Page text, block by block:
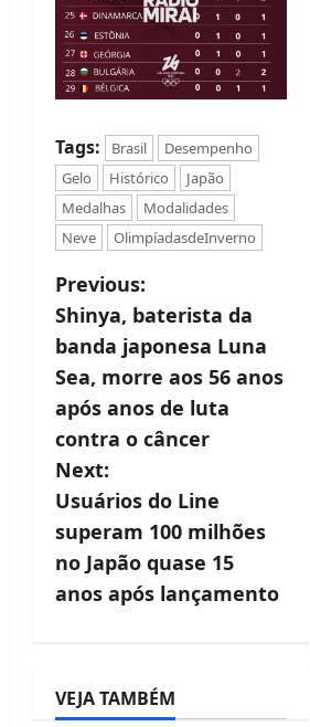
Tags: Brasil
Desempenho
Gelo
Histórico
Japão
Medalhas
Modalidades
Neve
OlimpíadasdeInverno
P
o
s
t
n
a
v
i
g
t
Previous:
Shinya, baterista da
banda japonesa Luna
Sea, morre aos 56 anos
após anos de luta
contra o câncer
Next:
Usuários do Line
superam 100 milhões
no Japão quase 15
anos após lançamento
VEJA TAMBÉM